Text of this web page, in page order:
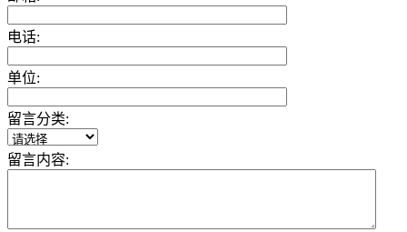
电话:
单位:
留言分类:
留言内容: